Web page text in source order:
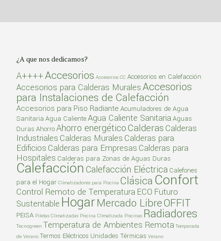
Radiadores Toalleros Eléctricos
Suelo Radiante
Calentadores de Piscina
Climatizador a Gas
Climatizador Solar
Termotanque Solar
¿A que nos dedicamos?
A++++Accesorios Accesorios CC Accesorios en Calefacción
Accesorios para Calderas MuralesAccesorios
para Instalaciones de Calefacción
Accesorios para Piso Radiante Acumuladores de Agua
Sanitaria Agua CalienteAgua Caliente Sanitaria Aguas
Duras AhorroAhorro energético Calderas Calderas
Industriales Calderas Murales Calderas para
Edificios Calderas para Empresas Calderas para
Hospitales Calderas para Zonas de Aguas Duras
Calefacción Calefacción Eléctrica Calefones
para el Hogar Climatizadores para Piscina Clásica Confort
Control Remoto de Temperatura ECO Futuro
Sustentable HogarMercado LibreOFFIT
PEISA Piletas Climatizadas Piscina Climatizada Piscinas Radiadores
Tecnogreen Temperatura de Ambientes Remota Temporada
de Verano Termos Eléctricos Unidades Térmicas Verano